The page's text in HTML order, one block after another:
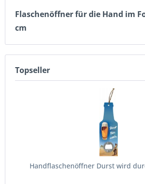
Flaschenöffner für die Hand im
cm
Topseller
Handflaschenöffner Durst wird